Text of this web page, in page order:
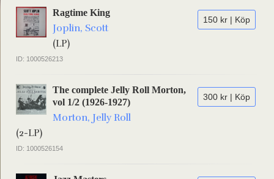
150 kr | Köp
Ragtime King
Joplin, Scott
(LP)
ID: 1000526213
300 kr | Köp
The complete Jelly Roll Morton,
vol 1/2 (1926-1927)
Morton, Jelly Roll
(2-LP)
ID: 1000526154